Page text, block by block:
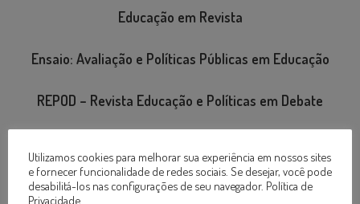
Educação em Revista
Ensaio: Avaliação e Políticas Públicas em Educação
REPOD – Revista Educação e Políticas em Debate
Revista Brasileira de Educação Especial
Utilizamos cookies para melhorar sua experiência em nossos sites
e fornecer funcionalidade de redes sociais. Se desejar, você pode
desabilitá-los nas configurações de seu navegador. Política de
Privacidade